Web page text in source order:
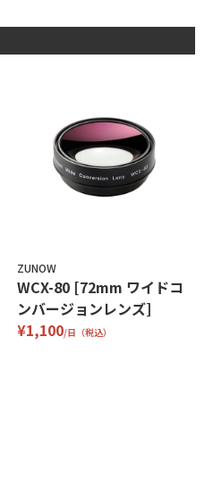
ZUNOW
WCX-80 [72mm ワイドコ
ンバージョンレンズ]
¥1,100/日（税込）